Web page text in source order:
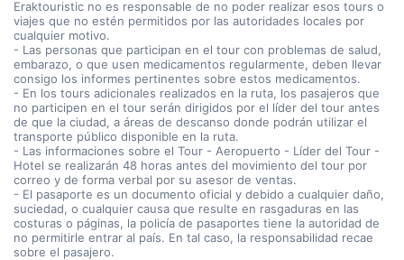
Eraktouristic no es responsable de no poder realizar esos tours o
viajes que no estén permitidos por las autoridades locales por
cualquier motivo.
- Las personas que participan en el tour con problemas de salud,
embarazo, o que usen medicamentos regularmente, deben llevar
consigo los informes pertinentes sobre estos medicamentos.
- En los tours adicionales realizados en la ruta, los pasajeros que
no participen en el tour serán dirigidos por el líder del tour antes
de que la ciudad, a áreas de descanso donde podrán utilizar el
transporte público disponible en la ruta.
- Las informaciones sobre el Tour - Aeropuerto - Líder del Tour -
Hotel se realizarán 48 horas antes del movimiento del tour por
correo y de forma verbal por su asesor de ventas.
- El pasaporte es un documento oficial y debido a cualquier daño,
suciedad, o cualquier causa que resulte en rasgaduras en las
costuras o páginas, la policía de pasaportes tiene la autoridad de
no permitirle entrar al país. En tal caso, la responsabilidad recae
sobre el pasajero.